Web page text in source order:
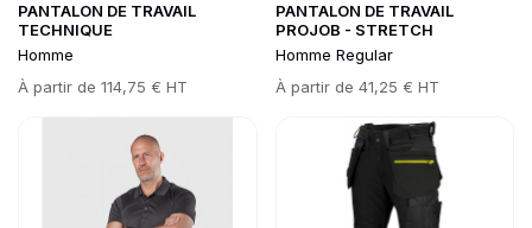
PANTALON DE TRAVAIL
TECHNIQUE
Homme
Prix
À partir de 114,75 € HT
PANTALON DE TRAVAIL
PROJOB - STRETCH
Homme Regular
Prix
À partir de 41,25 € HT
Go to product page Go to product page